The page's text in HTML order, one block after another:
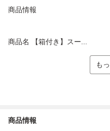
商品情報
商品名 【箱付き】スー...
も
商品情報